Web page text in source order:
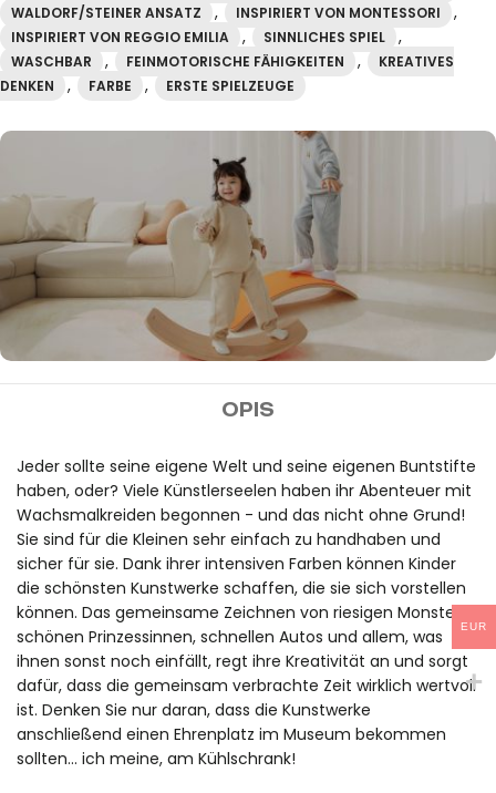
WALDORF/STEINER ANSATZ , INSPIRIERT VON MONTESSORI ,
INSPIRIERT VON REGGIO EMILIA , SINNLICHES SPIEL ,
WASCHBAR , FEINMOTORISCHE FÄHIGKEITEN ,
KREATIVES
DENKEN
, FARBE , ERSTE SPIELZEUGE
MIDEER
Bestellungen über 100€.
OPIS
Jeder sollte seine eigene Welt und seine eigenen Buntstifte
haben, oder? Viele Künstlerseelen haben ihr Abenteuer mit
Wachsmalkreiden begonnen - und das nicht ohne Grund!
Sie sind für die Kleinen sehr einfach zu handhaben und
sicher für sie. Dank ihrer intensiven Farben können Kinder
die schönsten Kunstwerke schaffen, die sie sich vorstellen
können. Das gemeinsame Zeichnen von riesigen Monstern,
schönen Prinzessinnen, schnellen Autos und allem, was
ihnen sonst noch einfällt, regt ihre Kreativität an und sorgt
dafür, dass die gemeinsam verbrachte Zeit wirklich wertvoll
ist. Denken Sie nur daran, dass die Kunstwerke
anschließend einen Ehrenplatz im Museum bekommen
sollten... ich meine, am Kühlschrank!
EUR